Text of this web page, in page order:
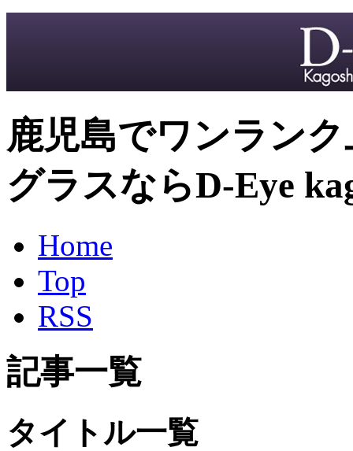
鹿児島でワンラン
グラスならD-Eye
Home
Top
RSS
記事一覧
タイトル一覧